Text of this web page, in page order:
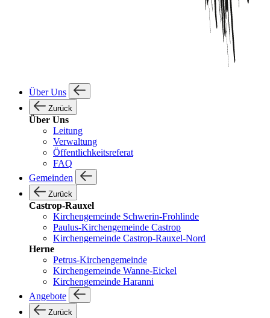
Über Uns
Zurück
Über Uns
Leitung
Verwaltung
Öffentlichkeitsreferat
FAQ
Gemeinden
Zurück
Castrop-Rauxel
Kirchengemeinde Schwerin-Frohlinde
Paulus-Kirchengemeinde Castrop
Kirchengemeinde Castrop-Rauxel-Nord
Herne
Petrus-Kirchengemeinde
Kirchengemeinde Wanne-Eickel
Kirchengemeinde Haranni
Angebote
Zurück